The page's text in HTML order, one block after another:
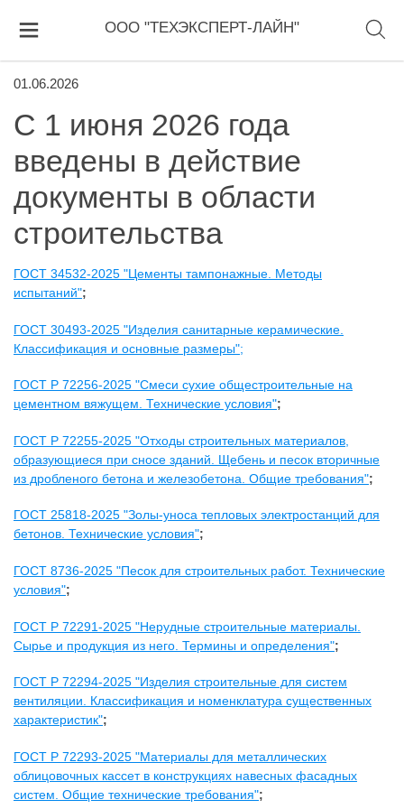
ООО "ТЕХЭКСПЕРТ-ЛАЙН"
01.06.2026
С 1 июня 2026 года
введены в действие
документы в области
строительства
ГОСТ 34532-2025 "Цементы тампонажные. Методы
испытаний";
ГОСТ 30493-2025 "Изделия санитарные керамические.
Классификация и основные размеры";
ГОСТ Р 72256-2025 "Смеси сухие общестроительные на
цементном вяжущем. Технические условия";
ГОСТ Р 72255-2025 "Отходы строительных материалов,
образующиеся при сносе зданий. Щебень и песок вторичные
из дробленого бетона и железобетона. Общие требования";
ГОСТ 25818-2025 "Золы-уноса тепловых электростанций для
бетонов. Технические условия";
ГОСТ 8736-2025 "Песок для строительных работ. Технические
условия";
ГОСТ Р 72291-2025 "Нерудные строительные материалы.
Сырье и продукция из него. Термины и определения";
ГОСТ Р 72294-2025 "Изделия строительные для систем
вентиляции. Классификация и номенклатура существенных
характеристик";
ГОСТ Р 72293-2025 "Материалы для металлических
облицовочных кассет в конструкциях навесных фасадных
систем. Общие технические требования";